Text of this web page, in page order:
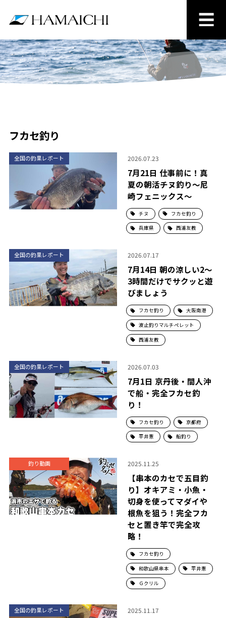
フカセ釣り
全国の釣果レポート 2026.07.23
7月21日 仕事前に！真
夏の朝活チヌ釣り～尼
崎フェニックス～
チヌ フカセ釣り
兵庫県 西浦友教
全国の釣果レポート 2026.07.17
7月14日 朝の涼しい2〜
3時間だけでサクッと遊
びましょう
フカセ釣り 大阪南港
波止釣りマルチペレット
西浦友教
全国の釣果レポート 2026.07.03
7月1日 京丹後・間人沖
で船・完全フカセ釣
り！
フカセ釣り 京都府
平井憲 船釣り
釣り動画 2025.11.25
【串本のカセで五目釣
り】オキアミ・小魚・
切身を使ってマダイや
根魚を狙う！完全フカ
セと置き竿で完全攻
略！
フカセ釣り
和歌山県串本 平井憲
Ｇクリル
全国の釣果レポート 2025.11.17